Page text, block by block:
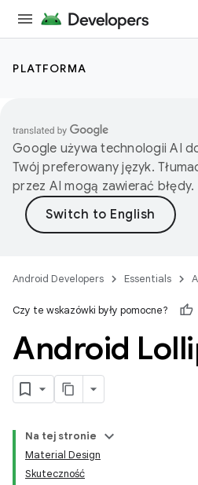
PLATFORMA
Google używa technologii AI
Twój preferowany język.
przez AI mogą zawierać błędy.
Android Developers Essentials
Czy te wskazówki były pomocne?
Android
Na tej stronie
Material Design
Skuteczność